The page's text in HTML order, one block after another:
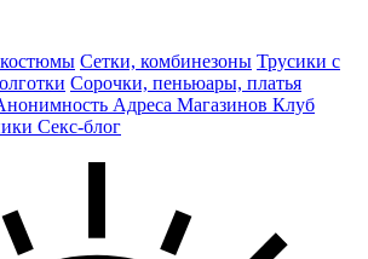
Сетки, комбинезоны Трусики с
Сорочки, пеньюары, платья
Адреса Магазинов Клуб
Секс-блог